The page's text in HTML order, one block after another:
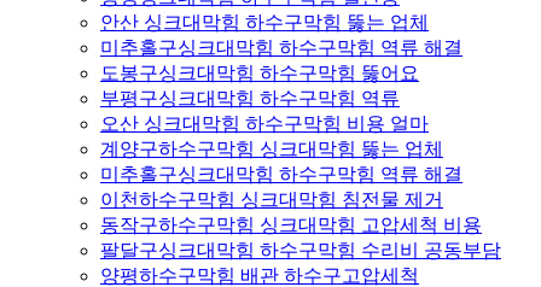
안산 싱크대막힘 하수구막힘 뚫는 업체
미추홀구싱크대막힘 하수구막힘 역류 해결
도봉구싱크대막힘 하수구막힘 뚫어요
부평구싱크대막힘 하수구막힘 역류
오산 싱크대막힘 하수구막힘 비용 얼마
계양구하수구막힘 싱크대막힘 뚫는 업체
미추홀구싱크대막힘 하수구막힘 역류 해결
이천하수구막힘 싱크대막힘 침전물 제거
동작구하수구막힘 싱크대막힘 고압세척 비용
팔달구싱크대막힘 하수구막힘 수리비 공동부담
양평하수구막힘 배관 하수구고압세척